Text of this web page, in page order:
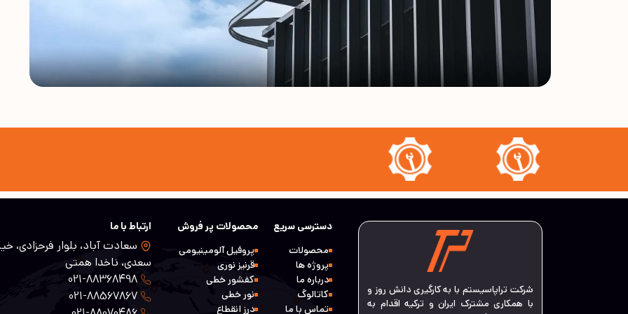
شرکت تراپاسیستم با به کارگیری دانش روز و
با همکاری مشترک ایران و ترکیه اقدام به
دسترسی سریع
محصولات
پروژه ها
درباره ما
کاتالوگ
تماس با ما
محصولات پر فروش
پروفیل آلومینیومی
قرنیز نوری
کفشور خطی
نور خطی
درز انقطاع
ارتباط با ما
سعادت آباد، بلوار فرحزادی،
سعدی، ناخدا همتی
021-88368498
021-88567867